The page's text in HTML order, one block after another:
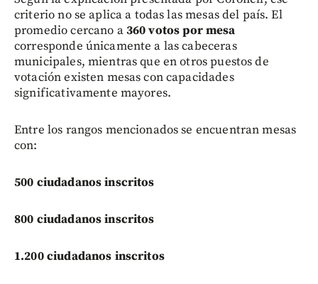
criterio no se aplica a todas las mesas del país. El
promedio cercano a360 votos por mesa
corresponde únicamente a las cabeceras
municipales, mientras que en otros puestos de
votación existen mesas con capacidades
significativamente mayores.
Entre los rangos mencionados se encuentran mesas
con:
500 ciudadanos inscritos
800 ciudadanos inscritos
1.200 ciudadanos inscritos